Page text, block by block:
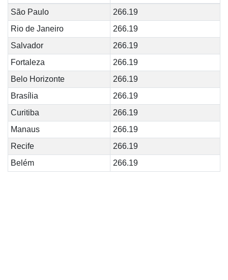
São Paulo
266.19
Rio de Janeiro
266.19
Salvador
266.19
Fortaleza
266.19
Belo Horizonte
266.19
Brasília
266.19
Curitiba
266.19
Manaus
266.19
Recife
266.19
Belém
266.19